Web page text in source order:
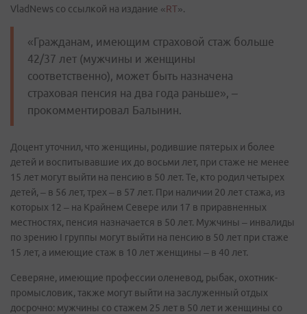
VladNews со ссылкой на издание «RT».
«Гражданам, имеющим страховой стаж больше
42/37 лет (мужчины и женщины
соответственно), может быть назначена
страховая пенсия на два года раньше», –
прокомментировал Балынин.
Доцент уточнил, что женщины, родившие пятерых и более
детей и воспитывавшие их до восьми лет, при стаже не менее
15 лет могут выйти на пенсию в 50 лет. Те, кто родил четырех
детей, – в 56 лет, трех – в 57 лет. При наличии 20 лет стажа, из
которых 12 – на Крайнем Севере или 17 в приравненных
местностях, пенсия назначается в 50 лет. Мужчины – инвалиды
по зрению I группы могут выйти на пенсию в 50 лет при стаже
15 лет, а имеющие стаж в 10 лет женщины – в 40 лет.
Северяне, имеющие профессии оленевод, рыбак, охотник-
промысловик, также могут выйти на заслуженный отдых
досрочно: мужчины со стажем 25 лет в 50 лет и женщины со